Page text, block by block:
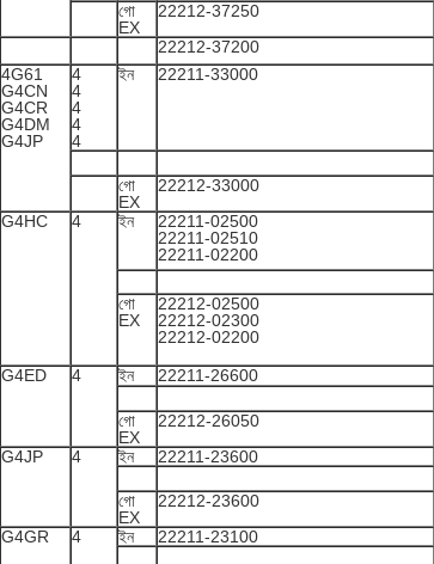
গো
EX
22212-37250
22212-37200
4G61
G4CN
G4CR
G4DM
G4JP
4
4
4
4
4
ইন 22211-33000
গো
EX
22212-33000
G4HC 4 ইন
22211-02500
22211-02510
22211-02200
গো
EX
22212-02500
22212-02300
22212-02200
G4ED 4 ইন 22211-26600
গো
EX
22212-26050
G4JP 4 ইন 22211-23600
গো
EX
22212-23600
G4GR 4 ইন 22211-23100